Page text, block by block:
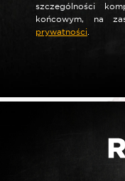
Nazwa*
Posiadam ten
szczególności
końcowym, na
prywatności.